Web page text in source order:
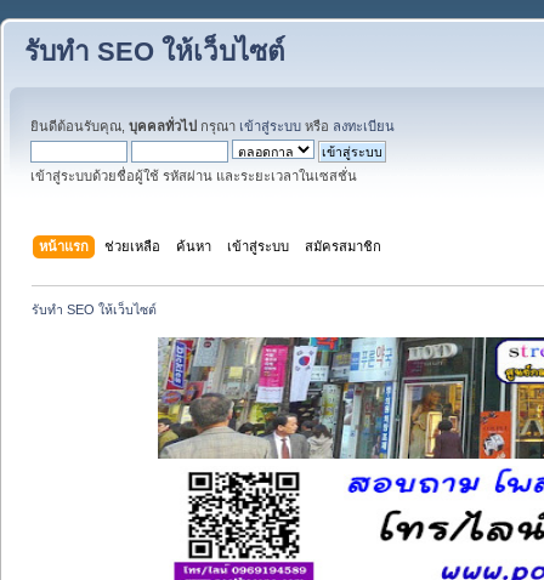
รับทำ SEO ให้เว็บไซต์
ยินดีต้อนรับคุณ, บุคคลทั่วไป กรุณา เข้าสู่ระบบ หรือ ลงทะเบียน
เข้าสู่ระบบด้วยชื่อผู้ใช้ รหัสผ่าน และระยะเวลาในเซสชั่น
หน้าแรก ช่วยเหลือ ค้นหา เข้าสู่ระบบ สมัครสมาชิก
รับทำ SEO ให้เว็บไซต์